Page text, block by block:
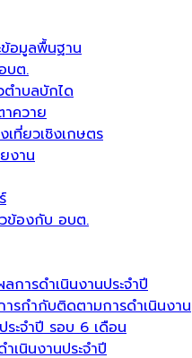
อมูลพื้นฐาน
บต.
ตำบลบักได
าควาย
ที่ยวเชิงเกษตร
งาน
ข้องกับ อบต.
การดำเนินงานประจำปี
ารกำกับติดตามการดำเนินงาน
ระจำปี รอบ 6 เดือน
เนินงานประจำปี